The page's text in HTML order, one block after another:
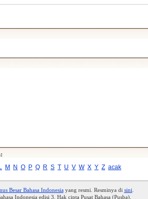
M N O P Q R S T U V W X Y Z acak
Besar Bahasa Indonesiayang resmi. Resminya di sini
Indonesia edisi 3. Hak cipta Pusat Bahasa (Pusba).